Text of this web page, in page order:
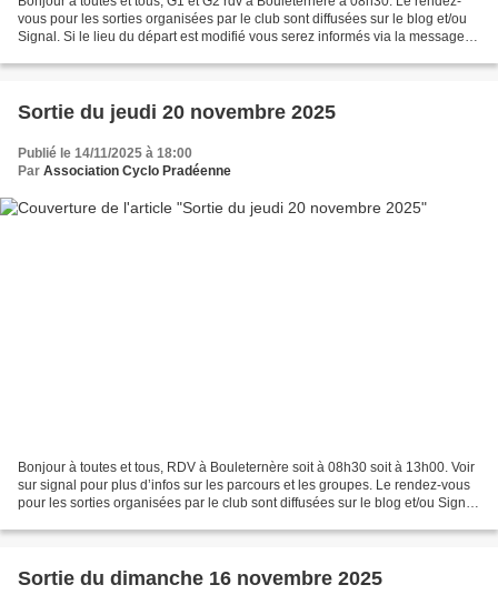
vous pour les sorties organisées par le club sont diffusées sur le blog et/ou
Signal. Si le lieu du départ est modifié vous serez informés via la messagerie
Sortie du jeudi 20 novembre 2025
Publié le 14/11/2025 à 18:00
Par Association Cyclo Pradéenne
Bonjour à toutes et tous, RDV à Bouleternère soit à 08h30 soit à 13h00. Voir
sur signal pour plus d’infos sur les parcours et les groupes. Le rendez-vous
pour les sorties organisées par le club sont diffusées sur le blog et/ou Signal.
Sortie du dimanche 16 novembre 2025